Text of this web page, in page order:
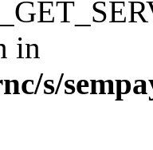
in
s/